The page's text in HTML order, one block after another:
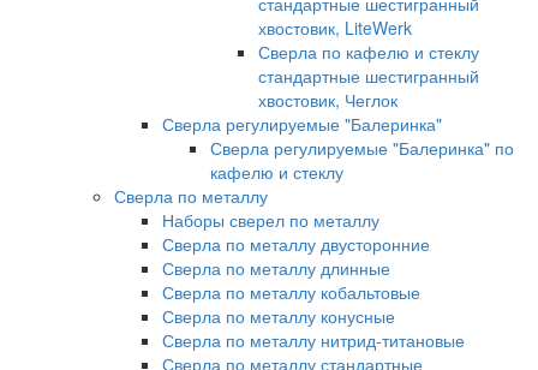
хвостовик, LiteWerk
Сверла по кафелю и стеклу
стандартные шестигранный
хвостовик, Чеглок
Сверла регулируемые "Балеринка"
Сверла регулируемые "Балеринка" по
кафелю и стеклу
Сверла по металлу
Наборы сверел по металлу
Сверла по металлу двусторонние
Сверла по металлу длинные
Сверла по металлу кобальтовые
Сверла по металлу конусные
Сверла по металлу нитрид-титановые
Сверла по металлу стандартные